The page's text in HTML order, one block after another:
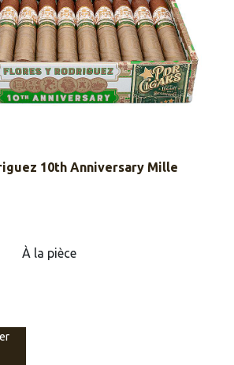
10th Anniversary Mille
À la pièce